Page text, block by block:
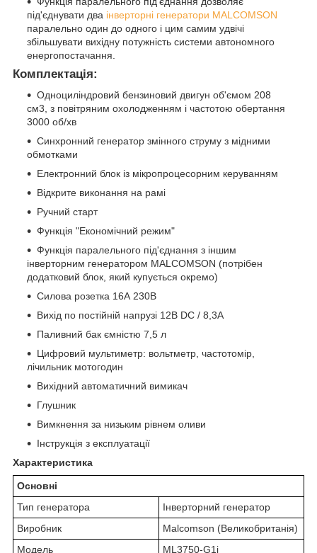
під'єднувати два інверторні генератори MALCOMSON
паралельно один до одного і цим самим удвічі
збільшувати вихідну потужність системи автономного
енергопостачання.
Комплектація:
Одноциліндровий бензиновий двигун об'ємом 208
см3, з повітряним охолодженням і частотою обертання
3000 об/хв
Синхронний генератор змінного струму з мідними
обмотками
Електронний блок із мікропроцесорним керуванням
Відкрите виконання на рамі
Ручний старт
Функція "Економічний режим"
Функція паралельного під'єднання з іншим
інверторним генератором MALCOMSON (потрібен
додатковий блок, який купується окремо)
Силова розетка 16А 230В
Вихід по постійній напрузі 12В DC / 8,3А
Паливний бак ємністю 7,5 л
Цифровий мультиметр: вольтметр, частотомір,
лічильник мотогодин
Вихідний автоматичний вимикач
Глушник
Вимкнення за низьким рівнем оливи
Інструкція з експлуатації
Характеристика
Основні
Тип генератора
Інверторний генератор
Виробник
Malcomson (Великобританія)
Модель
ML3750-G1i